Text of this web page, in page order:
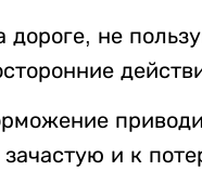
дороге, не
и к